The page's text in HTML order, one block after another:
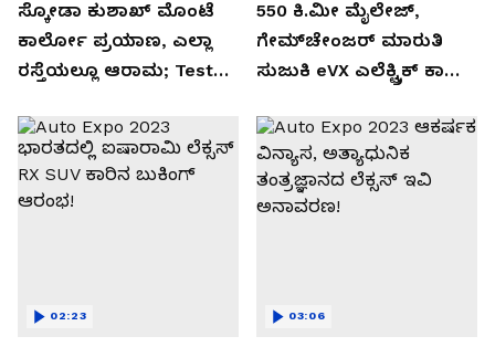
ಸ್ಕೋಡಾ ಕುಶಾಖ್ ಮೊಂಟೆ
ಕಾರ್ಲೋ ಪ್ರಯಾಣ, ಎಲ್ಲಾ
ರಸ್ತೆಯಲ್ಲೂ ಆರಾಮ; Test
550 ಕಿ.ಮೀ ಮೈಲೇಜ್,
ಗೇಮ್‌ಚೇಂಜರ್ ಮಾರುತಿ
ಸುಜುಕಿ eVX ಎಲೆಕ್ಟ್ರಿಕ್ ಕಾರು
02:23 03:06